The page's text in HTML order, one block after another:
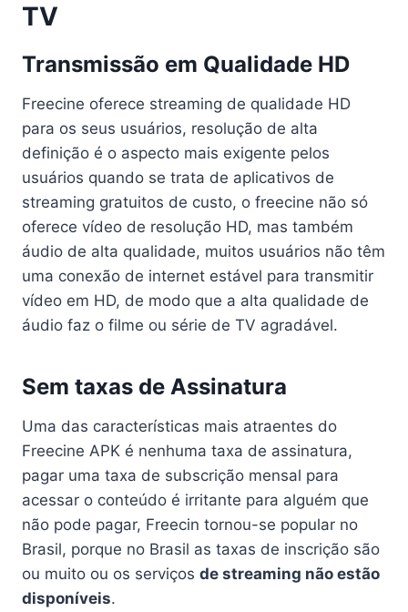
TV
Transmissão em Qualidade HD
Freecine oferece streaming de qualidade HD
para os seus usuários, resolução de alta
definição é o aspecto mais exigente pelos
usuários quando se trata de aplicativos de
streaming gratuitos de custo, o freecine não só
oferece vídeo de resolução HD, mas também
áudio de alta qualidade, muitos usuários não têm
uma conexão de internet estável para transmitir
vídeo em HD, de modo que a alta qualidade de
áudio faz o filme ou série de TV agradável.
Sem taxas de Assinatura
Uma das características mais atraentes do
Freecine APK é nenhuma taxa de assinatura,
pagar uma taxa de subscrição mensal para
acessar o conteúdo é irritante para alguém que
não pode pagar, Freecin tornou-se popular no
Brasil, porque no Brasil as taxas de inscrição são
ou muito ou os serviços de streaming não estão
disponíveis.